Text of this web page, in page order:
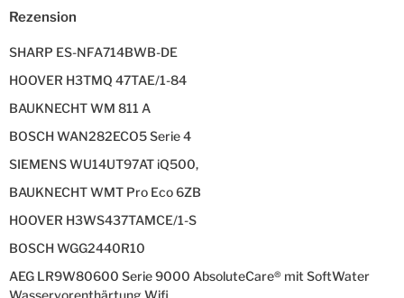
Rezension
SHARP ES-NFA714BWB-DE
HOOVER H3TMQ 47TAE/1-84
BAUKNECHT WM 811 A
BOSCH WAN282ECO5 Serie 4
SIEMENS WU14UT97AT iQ500,
BAUKNECHT WMT Pro Eco 6ZB
HOOVER H3WS437TAMCE/1-S
BOSCH WGG2440R10
AEG LR9W80600 Serie 9000 AbsoluteCare® mit SoftWater
Wasservorenthärtung Wifi